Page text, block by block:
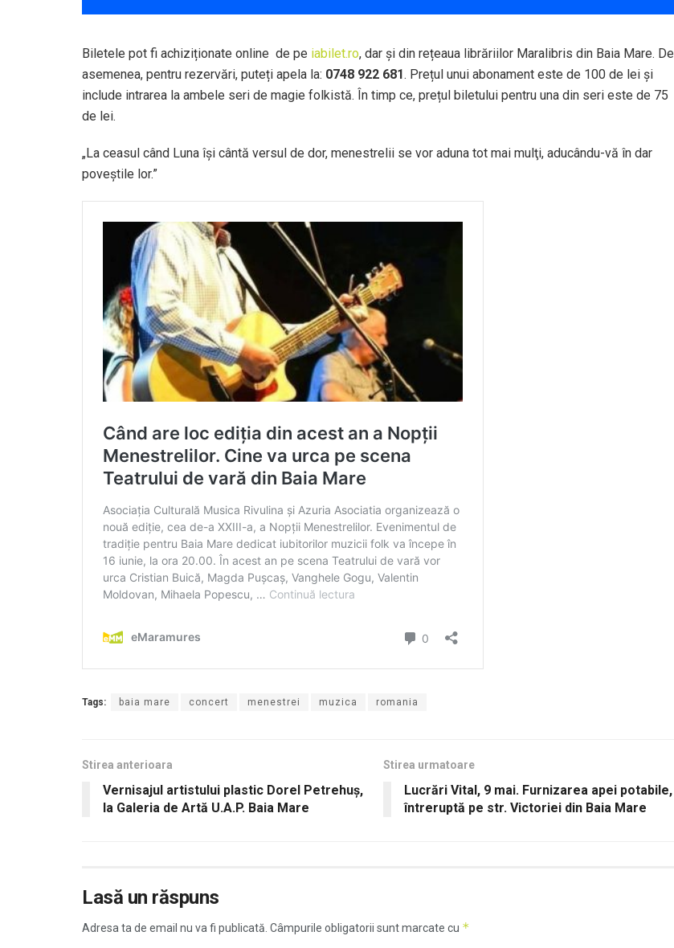
Biletele pot fi achiziționate online de pe iabilet.ro, dar și din rețeaua librăriilor Maralibris din Baia Mare. De
asemenea, pentru rezervări, puteți apela la: 0748 922 681. Prețul unui abonament este de 100 de lei și
include intrarea la ambele seri de magie folkistă. În timp ce, prețul biletului pentru una din seri este de 75
de lei.
„La ceasul când Luna îşi cântă versul de dor, menestrelii se vor aduna tot mai mulţi, aducându-vă în dar
poveștile lor.”
Tags: baia mare concert menestrei muzica romania
Stirea anterioara
Vernisajul artistului plastic Dorel Petrehuş,
la Galeria de Artă U.A.P. Baia Mare
Stirea urmatoare
Lucrări Vital, 9 mai. Furnizarea apei potabile,
întreruptă pe str. Victoriei din Baia Mare
Lasă un răspuns
Adresa ta de email nu va fi publicată. Câmpurile obligatorii sunt marcate cu *